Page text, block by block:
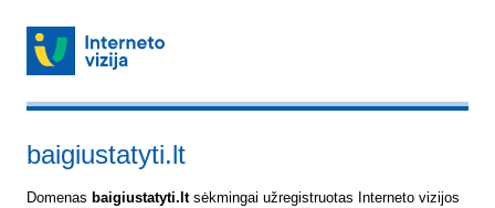
baigiustatyti.lt
Domenas baigiustatyti.ltsėkmingai užregistruotas Interneto vizijos